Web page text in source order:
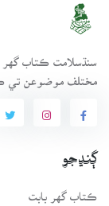
مختلف موضوعن تي
ڳنڍجو
ڪتاب گهر بابت